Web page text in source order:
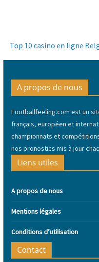
Top 10 casino en ligne
A propos de nous
Footballfeeling.com est un
français, européen et
championnats et
nos pronostics mis à jour
Liens utiles
A propos de nous
Mentions légales
Conditions d’utilisation
Contact